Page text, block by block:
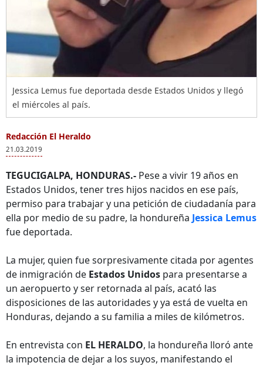
Jessica Lemus fue deportada desde Estados Unidos y llegó
el miércoles al país.
Redacción El Heraldo
21.03.2019
TEGUCIGALPA, HONDURAS.- Pese a vivir 19 años en
Estados Unidos, tener tres hijos nacidos en ese país,
permiso para trabajar y una petición de ciudadanía para
ella por medio de su padre, la hondureña Jessica Lemus
fue deportada.
La mujer, quien fue sorpresivamente citada por agentes
de inmigración de Estados Unidos para presentarse a
un aeropuerto y ser retornada al país, acató las
disposiciones de las autoridades y ya está de vuelta en
Honduras, dejando a su familia a miles de kilómetros.
En entrevista con EL HERALDO, la hondureña lloró ante
la impotencia de dejar a los suyos, manifestando el